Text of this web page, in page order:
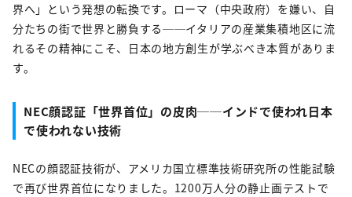
界へ」という発想の転換です。ローマ（中央政府）を嫌い、自
分たちの街で世界と勝負する──イタリアの産業集積地区に流
れるその精神にこそ、日本の地方創生が学ぶべき本質がありま
す。
NEC顔認証「世界首位」の皮肉──インドで使われ日本
で使われない技術
NECの顔認証技術が、アメリカ国立標準技術研究所の性能試験
で再び世界首位になりました。1200万人分の静止画テストで